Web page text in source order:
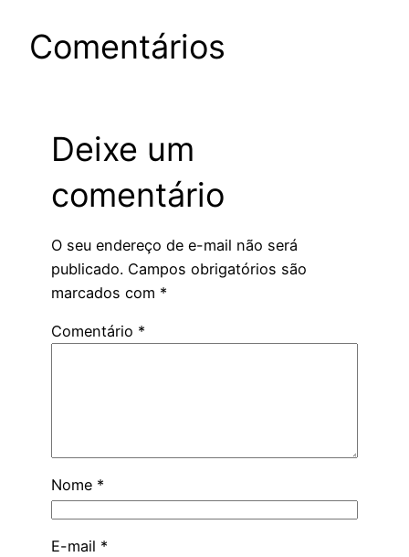
Comentários
Deixe um
comentário
O seu endereço de e-mail não será
publicado. Campos obrigatórios são
marcados com *
Comentário *
Nome *
E-mail *